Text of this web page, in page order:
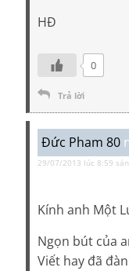
HĐ
0
Trả lời
Đức Pham 80
29/07/2013 lúc 8:59
Kính anh Một
Ngọn bút của
Viết hay đã